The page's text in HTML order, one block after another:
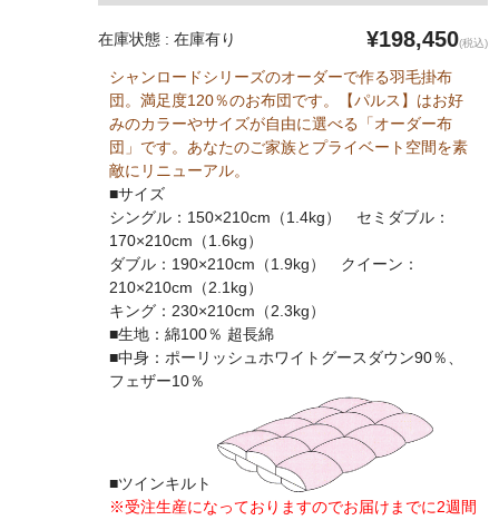
在庫状態 : 在庫有り ¥198,450(税込)
シャンロードシリーズのオーダーで作る羽毛掛布
団。満足度120％のお布団です。【パルス】はお好
みのカラーやサイズが自由に選べる「オーダー布
団」です。あなたのご家族とプライベート空間を素
敵にリニューアル。
■サイズ
シングル：150×210cm（1.4kg） セミダブル：
170×210cm（1.6kg）
ダブル：190×210cm（1.9kg） クイーン：
210×210cm（2.1kg）
キング：230×210cm（2.3kg）
■生地：綿100％ 超長綿
■中身：ポーリッシュホワイトグースダウン90％、
フェザー10％
■ツインキルト
※受注生産になっておりますのでお届けまでに2週間